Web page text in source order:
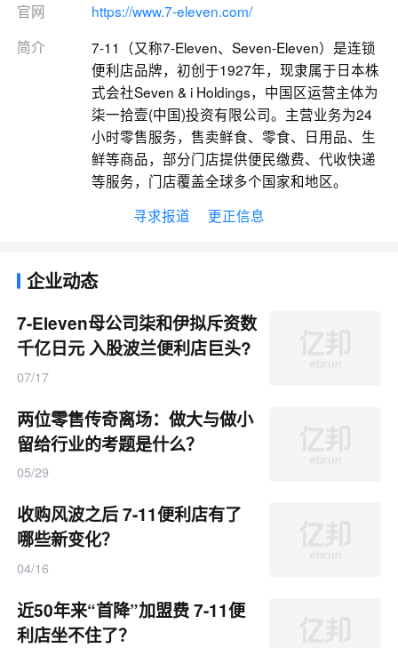
官网
https://www.7-eleven.com/
简介
7-11（又称7-Eleven、Seven-Eleven）是连锁
便利店品牌，初创于1927年，现隶属于日本株
式会社Seven & i Holdings，中国区运营主体为
柒一拾壹(中国)投资有限公司。主营业务为24
小时零售服务，售卖鲜食、零食、日用品、生
鲜等商品，部分门店提供便民缴费、代收快递
等服务，门店覆盖全球多个国家和地区。
寻求报道
更正信息
企业动态
7-Eleven母公司柒和伊拟斥资数
千亿日元 入股波兰便利店巨头?
abka
07/17
两位零售传奇离场：做大与做小
留给行业的考题是什么？
05/29
收购风波之后 7-11便利店有了
哪些新变化？
04/16
近50年来“首降”加盟费 7-11便
利店坐不住了？